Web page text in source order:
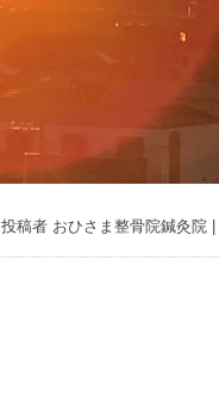
投稿者 おひさま整骨院鍼灸院 |